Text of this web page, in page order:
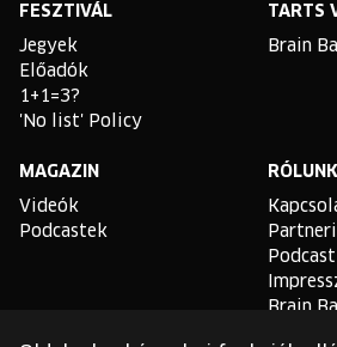
FESZTIVÁL
Jegyek
Előadók
1+1=3?
'No list' Policy
TARTS
Brain
MAGAZIN
Videók
Podcastek
RÓLUNK
Brain